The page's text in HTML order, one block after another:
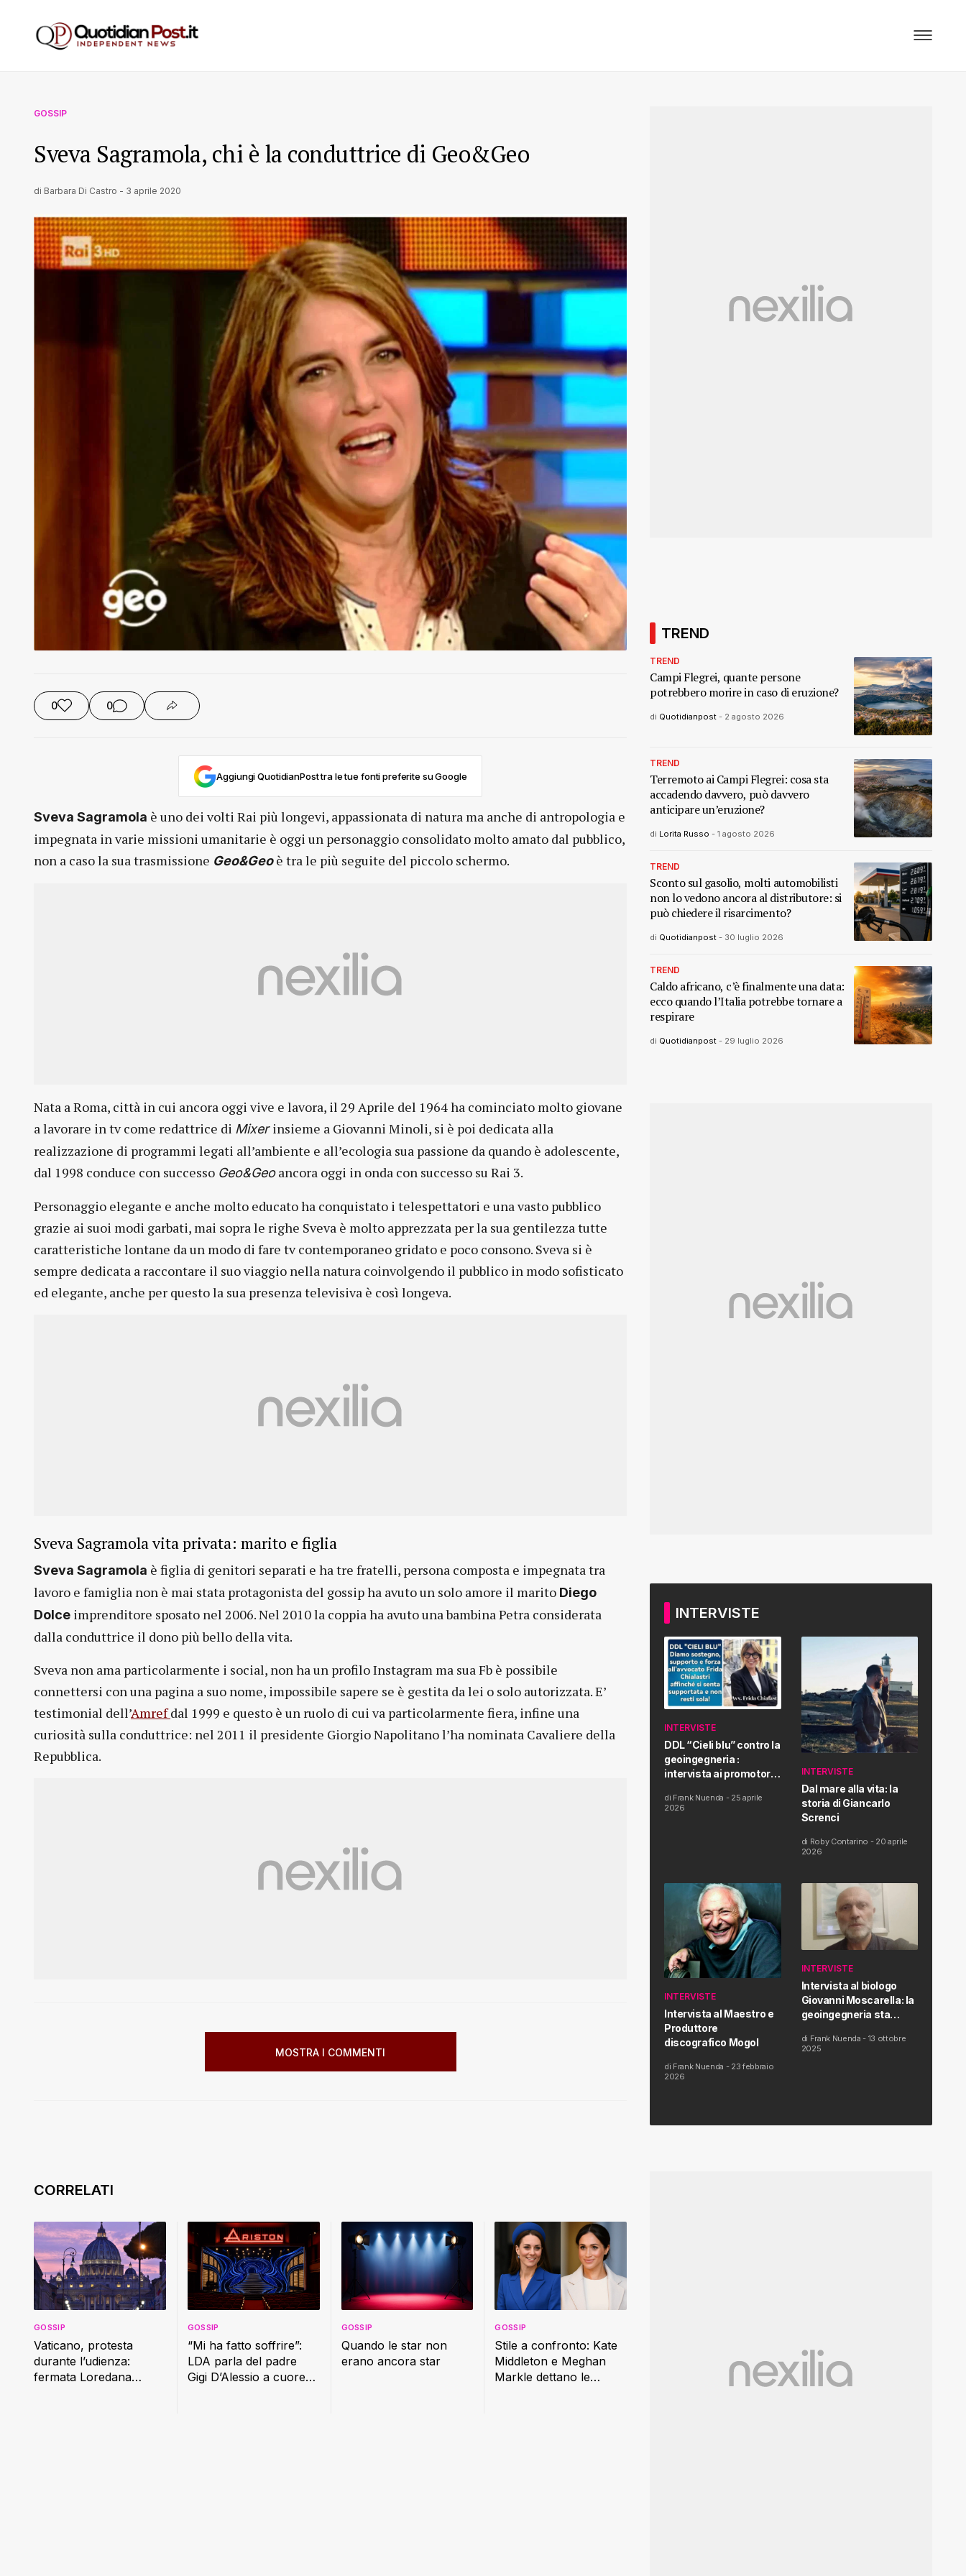
GOSSIP
Sveva Sagramola, chi è la conduttrice di Geo&Geo
di Barbara Di Castro - 3 aprile 2020
0 0
Aggiungi QuotidianPost tra le tue fonti preferite su Google
Sveva Sagramola è uno dei volti Rai più longevi, appassionata di natura ma anche di antropologia e
impegnata in varie missioni umanitarie è oggi un personaggio consolidato molto amato dal pubblico,
non a caso la sua trasmissione Geo&Geoè tra le più seguite del piccolo schermo.
Nata a Roma, città in cui ancora oggi vive e lavora, il 29 Aprile del 1964 ha cominciato molto giovane
a lavorare in tv come redattrice di Mixerinsieme a Giovanni Minoli, si è poi dedicata alla
realizzazione di programmi legati all’ambiente e all’ecologia sua passione da quando è adolescente,
dal 1998 conduce con successo Geo&Geoancora oggi in onda con successo su Rai 3.
Personaggio elegante e anche molto educato ha conquistato i telespettatori e una vasto pubblico
grazie ai suoi modi garbati, mai sopra le righe Sveva è molto apprezzata per la sua gentilezza tutte
caratteristiche lontane da un modo di fare tv contemporaneo gridato e poco consono. Sveva si è
sempre dedicata a raccontare il suo viaggio nella natura coinvolgendo il pubblico in modo sofisticato
ed elegante, anche per questo la sua presenza televisiva è così longeva.
Sveva Sagramola vita privata: marito e figlia
Sveva Sagramola è figlia di genitori separati e ha tre fratelli, persona composta e impegnata tra
lavoro e famiglia non è mai stata protagonista del gossip ha avuto un solo amore il marito Diego
Dolce imprenditore sposato nel 2006. Nel 2010 la coppia ha avuto una bambina Petra considerata
dalla conduttrice il dono più bello della vita.
Sveva non ama particolarmente i social, non ha un profilo Instagram ma sua Fb è possibile
connettersi con una pagina a suo nome, impossibile sapere se è gestita da lei o solo autorizzata. E’
testimonial dell’Amrefdal 1999 e questo è un ruolo di cui va particolarmente fiera, infine una
curiosità sulla conduttrice: nel 2011 il presidente Giorgio Napolitano l’ha nominata Cavaliere della
Repubblica.
MOSTRA I COMMENTI
Vaticano, protesta
durante l’udienza:
fermata Loredana
GOSSIP
“Mi ha fatto soffrire”:
LDA parla del padre
Gigi D’Alessio a cuore
GOSSIP
Quando le star non
erano ancora star
GOSSIP
Stile a confronto: Kate
Middleton e Meghan
Markle dettano le
GOSSIP
TREND
TREND
Campi Flegrei, quante persone
potrebbero morire in caso di eruzione?
di Quotidianpost - 2 agosto 2026
TREND
Terremoto ai Campi Flegrei: cosa sta
accadendo davvero, può davvero
anticipare un’eruzione?
di Lorita Russo - 1 agosto 2026
TREND
Sconto sul gasolio, molti automobilisti
non lo vedono ancora al distributore: si
può chiedere il risarcimento?
di Quotidianpost - 30 luglio 2026
TREND
Caldo africano, c’è finalmente una data:
ecco quando l’Italia potrebbe tornare a
respirare
di Quotidianpost - 29 luglio 2026
INTERVISTE
INTERVISTE
DDL “Cieli blu” contro la
geoingegneria :
intervista ai promotori
Proposta di Legge
di Frank Nuenda - 25 aprile
2026
INTERVISTE
Dal mare alla vita: la
storia di Giancarlo
Screnci
di Roby Contarino - 20 aprile
2026
INTERVISTE
Intervista al Maestro e
Produttore
discografico Mogol
di Frank Nuenda - 23 febbraio
2026
INTERVISTE
Intervista al biologo
Giovanni Moscarella: la
geoingegneria sta
salute dell’uomo
di Frank Nuenda - 13 ottobre
2025